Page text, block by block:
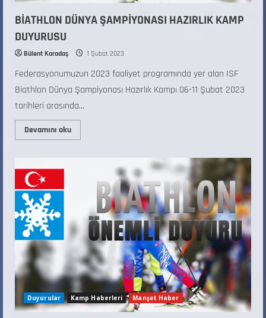
BİATHLON DÜNYA ŞAMPİYONASI HAZIRLIK KAMP
DUYURUSU
Bülent Karadaş 1 Şubat 2023
Federasyonumuzun 2023 faaliyet programında yer alan ISF
Biathlon Dünya Şampiyonası Hazırlık Kampı 06-11 Şubat 2023
tarihleri arasında...
Devamını oku
Duyurular Kamp Haberleri Manşet Haber